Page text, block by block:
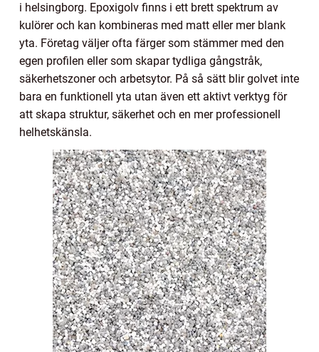
i helsingborg. Epoxigolv finns i ett brett spektrum av
kulörer och kan kombineras med matt eller mer blank
yta. Företag väljer ofta färger som stämmer med den
egen profilen eller som skapar tydliga gångstråk,
säkerhetszoner och arbetsytor. På så sätt blir golvet inte
bara en funktionell yta utan även ett aktivt verktyg för
att skapa struktur, säkerhet och en mer professionell
helhetskänsla.